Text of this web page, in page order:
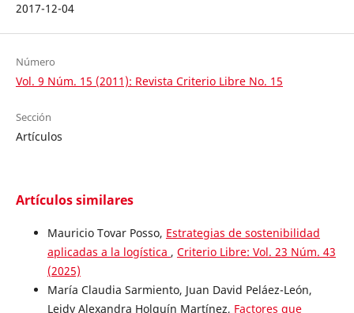
2017-12-04
Número
Vol. 9 Núm. 15 (2011): Revista Criterio Libre No. 15
Sección
Artículos
Artículos similares
Mauricio Tovar Posso, Estrategias de sostenibilidad
aplicadas a la logística , Criterio Libre: Vol. 23 Núm. 43
(2025)
María Claudia Sarmiento, Juan David Peláez-León,
Leidy Alexandra Holguín Martínez, Factores que